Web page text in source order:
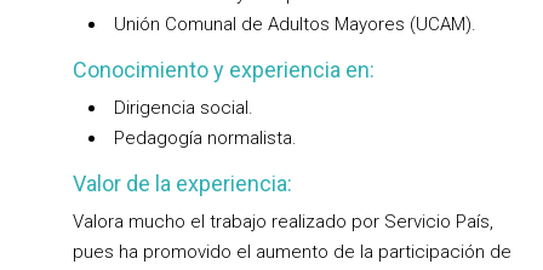
Unión Comunal de Adultos Mayores (UCAM).
Conocimiento y experiencia en:
Dirigencia social.
Pedagogía normalista.
Valor de la experiencia:
Valora mucho el trabajo realizado por Servicio País,
pues ha promovido el aumento de la participación de